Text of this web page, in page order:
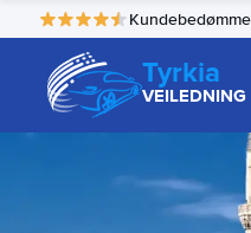
Tyrkia